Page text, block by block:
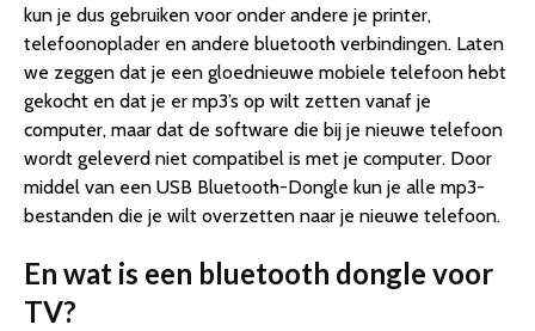
kun je dus gebruiken voor onder andere je printer,
telefoonoplader en andere bluetooth verbindingen. Laten
we zeggen dat je een gloednieuwe mobiele telefoon hebt
gekocht en dat je er mp3’s op wilt zetten vanaf je
computer, maar dat de software die bij je nieuwe telefoon
wordt geleverd niet compatibel is met je computer. Door
middel van een USB Bluetooth-Dongle kun je alle mp3-
bestanden die je wilt overzetten naar je nieuwe telefoon.
En wat is een bluetooth dongle voor
TV?